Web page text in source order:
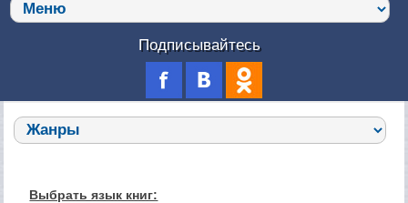
Подписывайтесь
Выбрать язык книг: